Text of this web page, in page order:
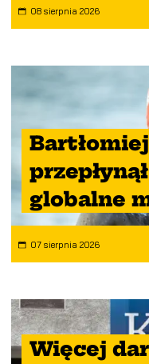
08 sierpnia 2026
globalne
07 sierpnia 2026
Więcej